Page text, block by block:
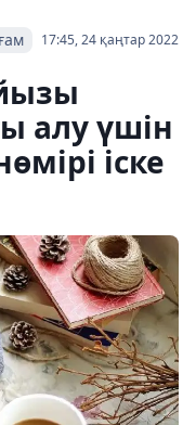
17:45, 24 қаңтар 2022
алу үшін
іске